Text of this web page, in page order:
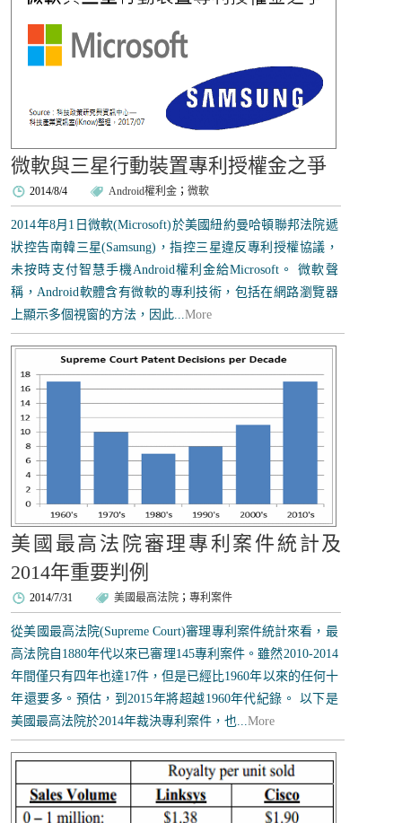
微軟與三星行動裝置專利授權金之爭
2014/8/4 Android權利金 ；微軟
2014年8月1日微軟(Microsoft)於美國紐約曼哈頓聯邦法院遞
狀控告南韓三星(Samsung)，指控三星違反專利授權協議，
未按時支付智慧手機Android權利金給Microsoft。 微軟聲
稱，Android軟體含有微軟的專利技術，包括在網路瀏覽器
上顯示多個視窗的方法，因此...More
美國最高法院審理專利案件統計及
2014年重要判例
2014/7/31 美國最高法院 ；專利案件
從美國最高法院(Supreme Court)審理專利案件統計來看，最
高法院自1880年代以來已審理145專利案件。雖然2010-2014
年間僅只有四年也達17件，但是已經比1960年以來的任何十
年還要多。預估，到2015年將超越1960年代紀錄。 以下是
美國最高法院於2014年裁決專利案件，也...More